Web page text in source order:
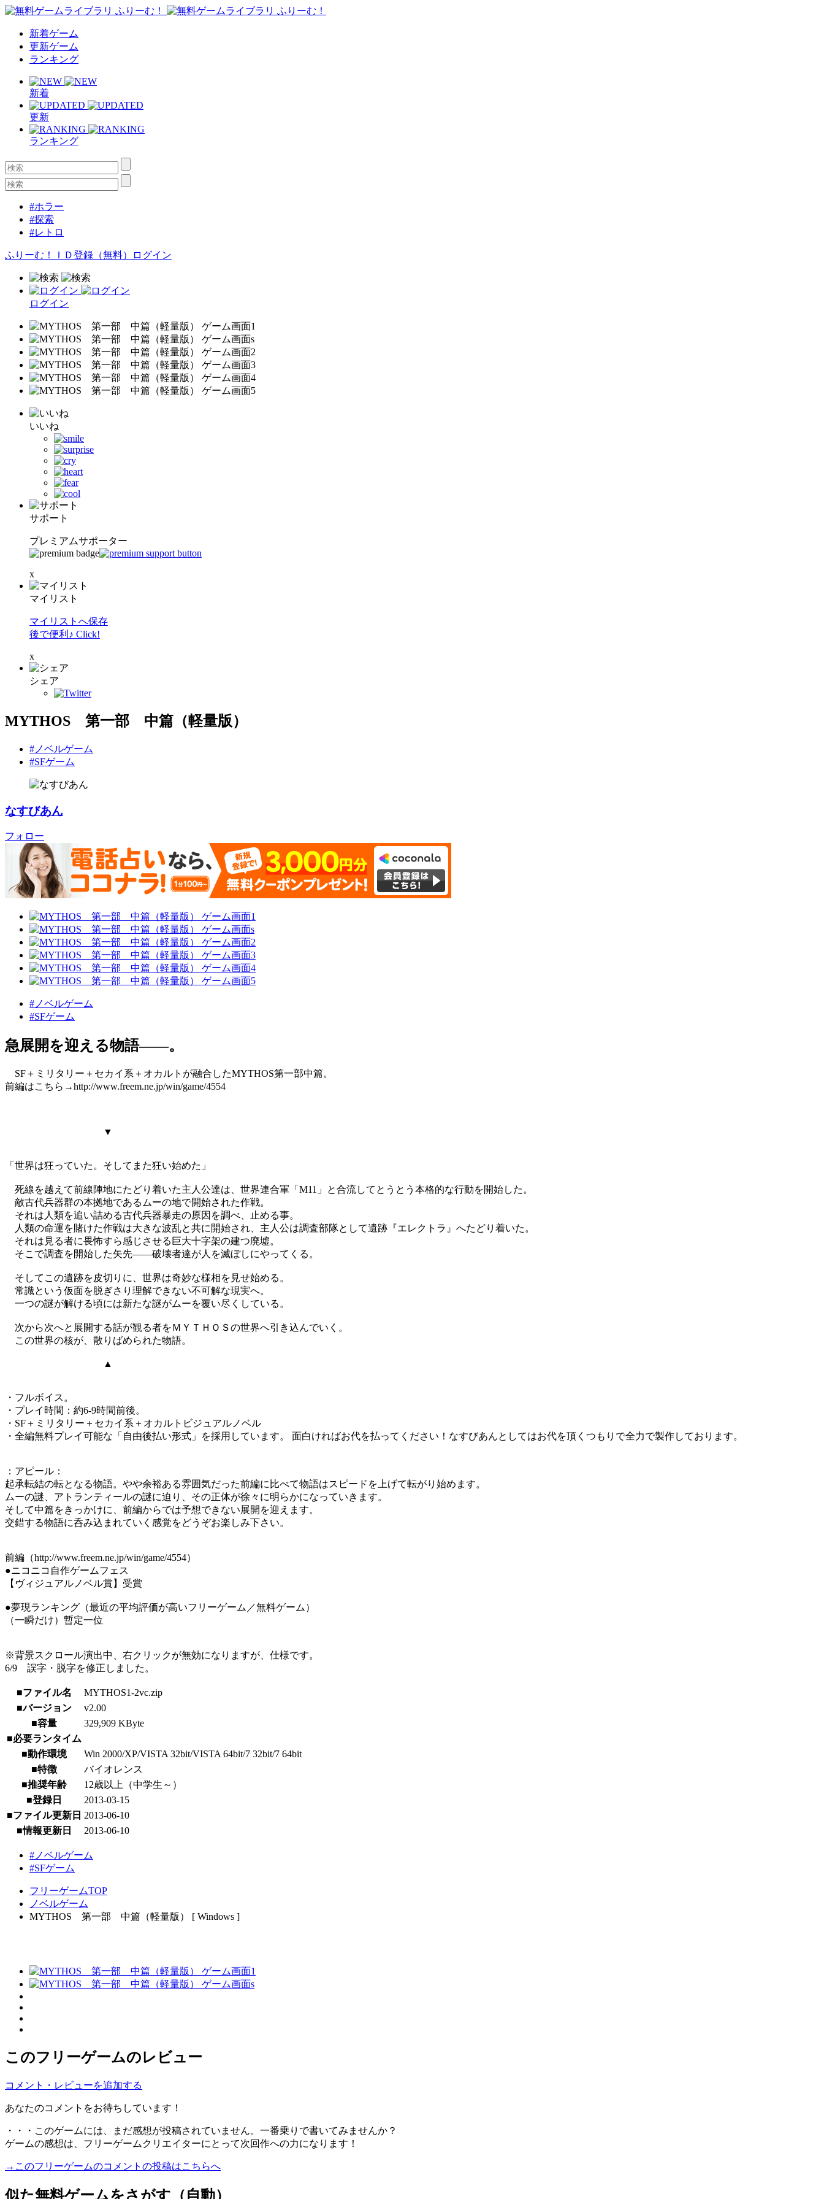
新着ゲーム
更新ゲーム
ランキング
新着
更新
ランキング
#ホラー
#探索
#レトロ
ふりーむ！ＩＤ登録（無料） ログイン
ログイン
いいね
サポート
プレミアムサポーター
x
マイリスト
マイリストへ保存
後で便利♪ Click!
x
シェア
MYTHOS 第一部 中篇（軽量版）
#ノベルゲーム
#SFゲーム
なすびあん
フォロー
#ノベルゲーム
#SFゲーム
急展開を迎える物語――。
SF＋ミリタリー＋セカイ系＋オカルトが融合したMYTHOS第一部中篇。
前編はこちら→http://www.freem.ne.jp/win/game/4554
▼
「世界は狂っていた。そしてまた狂い始めた」
死線を越えて前線陣地にたどり着いた主人公達は、世界連合軍「M11」と合流してとうとう本格的な行動を開始した。
敵古代兵器群の本拠地であるムーの地で開始された作戦。
それは人類を追い詰める古代兵器暴走の原因を調べ、止める事。
人類の命運を賭けた作戦は大きな波乱と共に開始され、主人公は調査部隊として遺跡『エレクトラ』へたどり着いた。
それは見る者に畏怖すら感じさせる巨大十字架の建つ廃墟。
そこで調査を開始した矢先――破壊者達が人を滅ぼしにやってくる。
そしてこの遺跡を皮切りに、世界は奇妙な様相を見せ始める。
常識という仮面を脱ぎさり理解できない不可解な現実へ。
一つの謎が解ける頃には新たな謎がムーを覆い尽くしている。
次から次へと展開する話が観る者をＭＹＴＨＯＳの世界へ引き込んでいく。
この世界の核が、散りばめられた物語。
▲
・フルボイス。
・プレイ時間：約6-9時間前後。
・SF＋ミリタリー＋セカイ系＋オカルトビジュアルノベル
・全編無料プレイ可能な「自由後払い形式」を採用しています。 面白ければお代を払ってください！なすびあんとしてはお代を頂くつもりで全力で製作しております。
：アピール：
起承転結の転となる物語。やや余裕ある雰囲気だった前編に比べて物語はスピードを上げて転がり始めます。
ムーの謎、アトランティールの謎に迫り、その正体が徐々に明らかになっていきます。
そして中篇をきっかけに、前編からでは予想できない展開を迎えます。
交錯する物語に呑み込まれていく感覚をどうぞお楽しみ下さい。
前編（http://www.freem.ne.jp/win/game/4554）
●ニコニコ自作ゲームフェス
【ヴィジュアルノベル賞】受賞
●夢現ランキング（最近の平均評価が高いフリーゲーム／無料ゲーム）
（一瞬だけ）暫定一位
※背景スクロール演出中、右クリックが無効になりますが、仕様です。
6/9 誤字・脱字を修正しました。
■ファイル名
MYTHOS1-2vc.zip
■バージョン
v2.00
■容量
329,909 KByte
■必要ランタイム
■動作環境
Win 2000/XP/VISTA 32bit/VISTA 64bit/7 32bit/7 64bit
■特徴
バイオレンス
■推奨年齢
12歳以上（中学生～）
■登録日
2013-03-15
■ファイル更新日 2013-06-10
■情報更新日
2013-06-10
#ノベルゲーム
#SFゲーム
フリーゲームTOP
ノベルゲーム
MYTHOS 第一部 中篇（軽量版） [ Windows ]
このフリーゲームのレビュー
コメント・レビューを追加する
あなたのコメントをお待ちしています！
・・・このゲームには、まだ感想が投稿されていません。一番乗りで書いてみませんか？
ゲームの感想は、フリーゲームクリエイターにとって次回作への力になります！
→このフリーゲームのコメントの投稿はこちらへ
似た無料ゲームをさがす（自動）